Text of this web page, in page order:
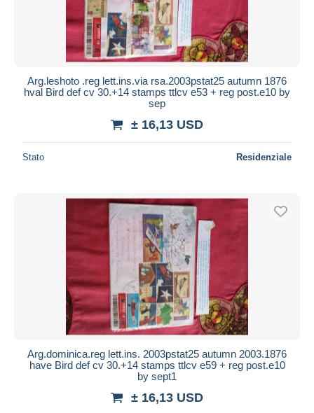
Arg.leshoto .reg lett.ins.via rsa.2003pstat25 autumn 1876
hval Bird def cv 30.+14 stamps ttlcv e53 + reg post.e10 by
sep
± 16,13 USD
Stato Residenziale
Arg.dominica.reg lett.ins. 2003pstat25 autumn 2003.1876
have Bird def cv 30.+14 stamps ttlcv e59 + reg post.e10
by sept1
± 16,13 USD